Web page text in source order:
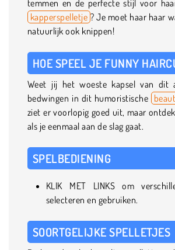
temmen en de perfecte stijl voor
kapperspelletje ? Je moet haar haar
natuurlijk ook knippen!
HOE SPEEL JE FUNNY
Weet jij het woeste kapsel van dit
bedwingen in dit humoristische
ziet er voorlopig goed uit, maar
als je eenmaal aan de slag gaat.
SPELBEDIENING
KLIK MET LINKS om
selecteren en gebruiken.
SOORTGELIJKE SPELLETJES